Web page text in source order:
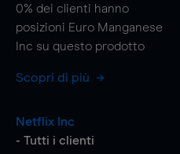
0% dei clienti hanno
posizioni Euro Manganese
Inc su questo prodotto
Scopri di più
Netflix Inc
- Tutti i clienti